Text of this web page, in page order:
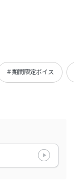
＃期間限定ボイス